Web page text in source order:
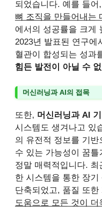
되었습니다. 예를 들어
뼈 조직을 만들어내는
에서의 성공률을 크게
2023년 발표된 연구에
혈관이 합성되는 성과
힘든 발전이 아닐 수
머신러닝과 AI의 접목
또한, 머신러닝과 AI
시스템도 생겨나고 있
의 유전적 정보를 기
수 있는 가능성이 꿈
정말 매력적입니다.
한 시스템을 통한 장
단축되었고, 품질 또
도움으로 모든 것이